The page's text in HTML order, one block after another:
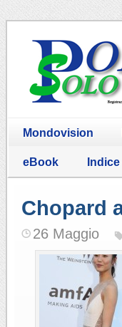
Mondovision
eBook
Chopard
26 Maggio